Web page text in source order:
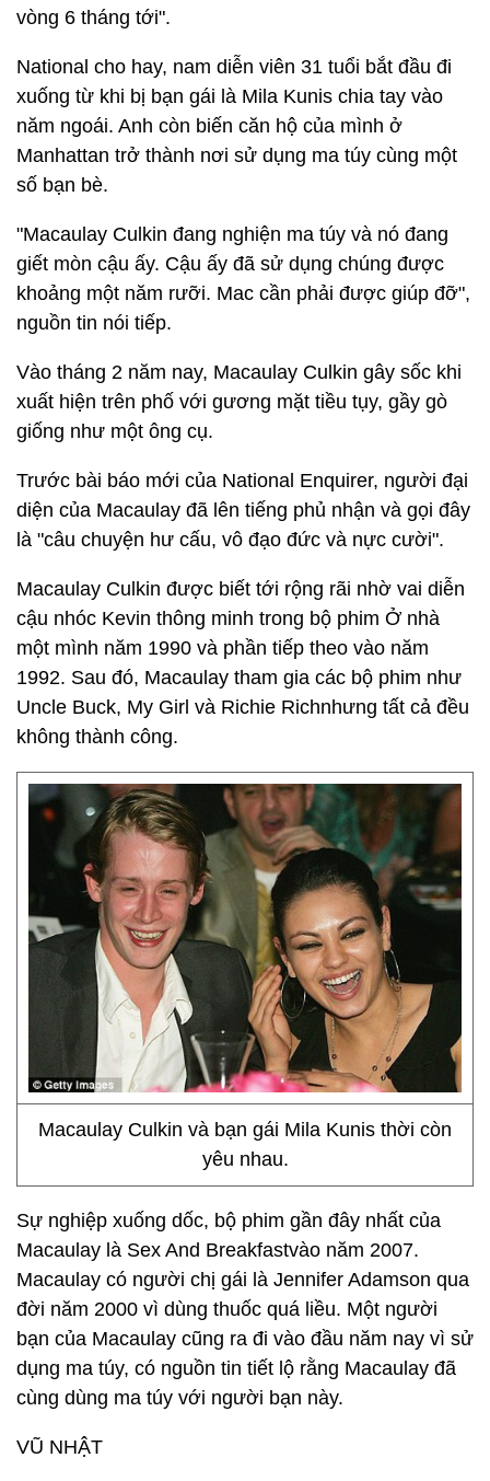
vòng 6 tháng tới".
National cho hay, nam diễn viên 31 tuổi bắt đầu đi
xuống từ khi bị bạn gái là Mila Kunis chia tay vào
năm ngoái. Anh còn biến căn hộ của mình ở
Manhattan trở thành nơi sử dụng ma túy cùng một
số bạn bè.
"Macaulay Culkin đang nghiện ma túy và nó đang
giết mòn cậu ấy. Cậu ấy đã sử dụng chúng được
khoảng một năm rưỡi. Mac cần phải được giúp đỡ",
nguồn tin nói tiếp.
Vào tháng 2 năm nay, Macaulay Culkin gây sốc khi
xuất hiện trên phố với gương mặt tiều tụy, gầy gò
giống như một ông cụ.
Trước bài báo mới của National Enquirer, người đại
diện của Macaulay đã lên tiếng phủ nhận và gọi đây
là "câu chuyện hư cấu, vô đạo đức và nực cười".
Macaulay Culkin được biết tới rộng rãi nhờ vai diễn
cậu nhóc Kevin thông minh trong bộ phim Ở nhà
một mình năm 1990 và phần tiếp theo vào năm
1992. Sau đó, Macaulay tham gia các bộ phim như
Uncle Buck, My Girl và Richie Richnhưng tất cả đều
không thành công.
Macaulay Culkin và bạn gái Mila Kunis thời còn
yêu nhau.
Sự nghiệp xuống dốc, bộ phim gần đây nhất của
Macaulay là Sex And Breakfastvào năm 2007.
Macaulay có người chị gái là Jennifer Adamson qua
đời năm 2000 vì dùng thuốc quá liều. Một người
bạn của Macaulay cũng ra đi vào đầu năm nay vì sử
dụng ma túy, có nguồn tin tiết lộ rằng Macaulay đã
cùng dùng ma túy với người bạn này.
VŨ NHẬT